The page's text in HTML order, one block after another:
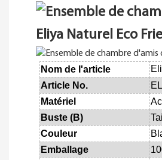
Eliya Naturel Eco
Nom de l'article
Article No.
Matériel
Buste (B)
Couleur
Emballage